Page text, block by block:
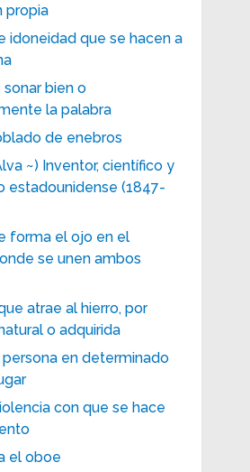
propia
idoneidad que se hacen a
bien o
la palabra
de enebros
~) Inventor, científico y
estadounidense (1847-
forma el ojo en el
se unen ambos
atrae al hierro, por
o adquirida
persona en determinado
con que se hace
el oboe